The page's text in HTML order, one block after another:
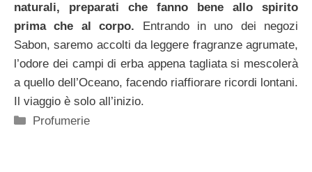
naturali, preparati che fanno bene allo spirito
prima che al corpo. Entrando in uno dei negozi
Sabon, saremo accolti da leggere fragranze agrumate,
l’odore dei campi di erba appena tagliata si mescolerà
a quello dell’Oceano, facendo riaffiorare ricordi lontani.
Il viaggio è solo all’inizio.
Categorie
Profumerie